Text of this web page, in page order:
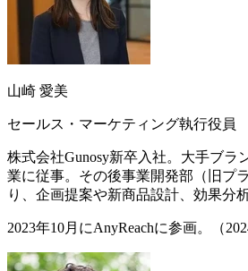
山崎 愛美
セールス・マーケティング執行役員
株式会社Gunosy新卒入社。大手ブラ
業に従事。その後事業開発部（旧プ
り、企画提案や新商品設計、効果分
2023年10月にAnyReachに参画。（